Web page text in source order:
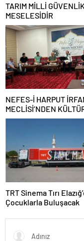
TARIM MİLLİ GÜVENLİK
MESELESİDİR
NEFES-İ HARPUT
MECLİSİ’NDEN
SANAT BULUŞMASI
TRT Sinema Tırı
Çocuklarla Buluşacak